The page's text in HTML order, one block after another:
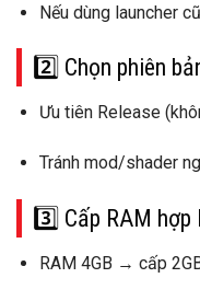
Nếu dùng launcher
2️⃣ Chọn phiên
Ưu tiên Release
Tránh mod/shader
3️⃣ Cấp RAM hợp
RAM 4GB → cấp